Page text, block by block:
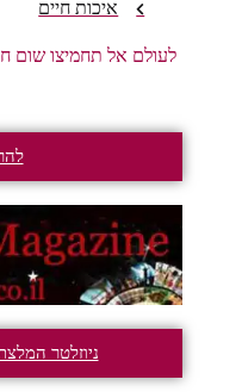
איכות חיים
לעולם אל תחמיצו שום
ניוזלטר